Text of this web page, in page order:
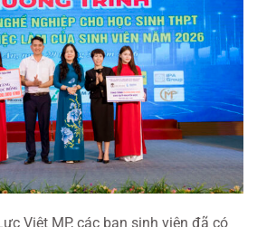
Việt MP, các bạn sinh viên đã có